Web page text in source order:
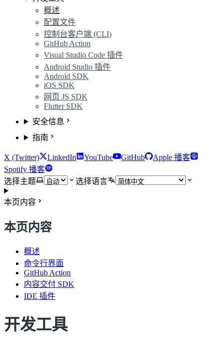
概述
配置文件
控制台客户端 (CLI)
GitHub Action
Visual Studio Code 插件
Android Studio 插件
Android SDK
iOS SDK
网页 JS SDK
Flutter SDK
安全信息
指南
X (Twitter) LinkedIn YouTube GitHub
Apple 播客
Spotify 播客
选择主题
选择语言
本页内容
本页内容
概述
命令行界面
GitHub Action
内容交付 SDK
IDE 插件
开发工具